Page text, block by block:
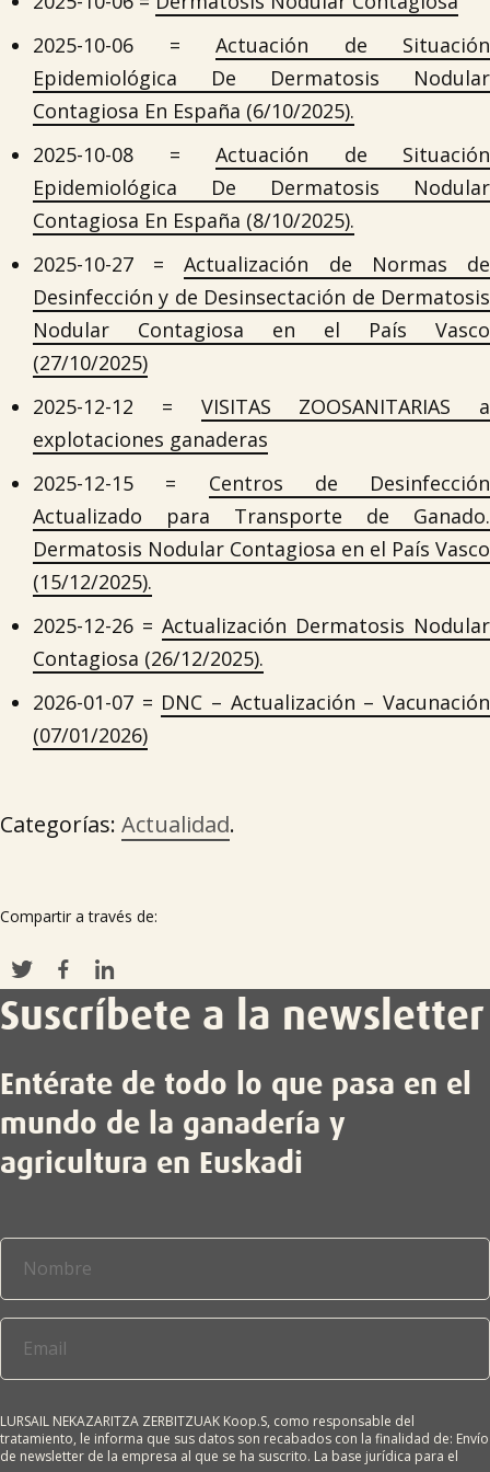

2025-10-06 = Actuación de Situación
Epidemiológica De Dermatosis Nodular
Contagiosa En España (6/10/2025).
2025-10-08 = Actuación de Situación
Epidemiológica De Dermatosis Nodular
Contagiosa En España (8/10/2025).
2025-10-27 =Actualización de Normas de
Desinfección y de Desinsectación de Dermatosis
Nodular Contagiosa en el País Vasco
(27/10/2025)
2025-12-12 = VISITAS ZOOSANITARIAS a
explotaciones ganaderas
2025-12-15 = Centros de Desinfección
Actualizado para Transporte de Ganado.
Dermatosis Nodular Contagiosa en el País Vasco
(15/12/2025).
2025-12-26 = Actualización Dermatosis Nodular
Contagiosa (26/12/2025).
2026-01-07 = DNC – Actualización – Vacunación
(07/01/2026)
Categorías: Actualidad.
Compartir a través de:
Suscríbete a la newsletter
Entérate de todo lo que pasa en el
mundo de la ganadería y
agricultura en Euskadi
LURSAIL NEKAZARITZA ZERBITZUAK Koop.S, como responsable del
tratamiento, le informa que sus datos son recabados con la finalidad de: Envío
de newsletter de la empresa al que se ha suscrito. La base jurídica para el